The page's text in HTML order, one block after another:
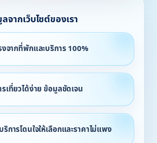
นอน 1 ห้องน้ำ
คา 2,500 บาท
กษ์ ราคา 4,000 บาท
วฟ้า 2 และ บ้านวิวฟ้า 3
จากเว็บไซต์ของเรา
จากที่พักและบริการ 100%
เที่ยวได้ง่าย ข้อมูลชัดเจน
การโดนใจให้เลือกและราคาไม่แพง